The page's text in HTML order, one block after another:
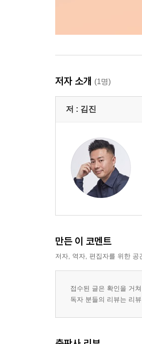
저자 소개 (1명)
저 : 김진
만든 이 코멘트
저자, 역자, 편집자를 위한
접수된 글은 확인을 거
독자 분들의 리뷰는 리